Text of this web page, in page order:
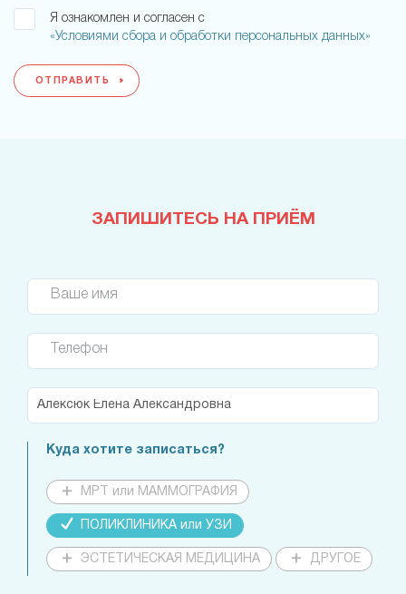
Я ознакомлен и согласен с
«Условиями сбора и обработки персональных данных»
ОТПРАВИТЬ
ЗАПИШИТЕСЬ НА ПРИЁМ
Ваше имя
Телефон
Куда хотите записаться?
МРТ или МАММОГРАФИЯ
ПОЛИКЛИНИКА или УЗИ
ЭСТЕТИЧЕСКАЯ МЕДИЦИНА ДРУГОЕ